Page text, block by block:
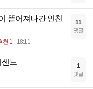
뜯어져나간 인천
천 1 18:11
11
댓글
센느 1
댓글